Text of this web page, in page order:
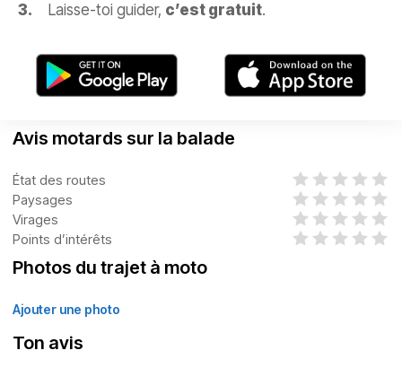
Laisse-toi guider, c’est gratuit.
Avis motards sur la balade
État des routes
Paysages
Virages
Points d’intérêts
Photos du trajet à moto
Ajouter une photo
Ton avis